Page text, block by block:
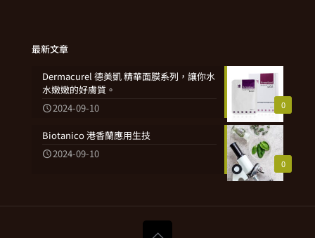
最新文章
0
Dermacurel 德美凱 精華面膜系列，讓你水
水嫩嫩的好膚質。
2024-09-10
0
Biotanico 港香蘭應用生技
2024-09-10